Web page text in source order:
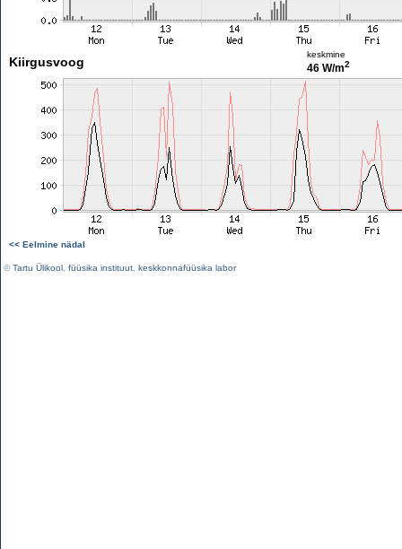
Kiirgusvoog
keskmine
46 W/m2
<< Eelmine nädal
©Tartu Ülikool füüsika instituut keskkonnafüüsika labor